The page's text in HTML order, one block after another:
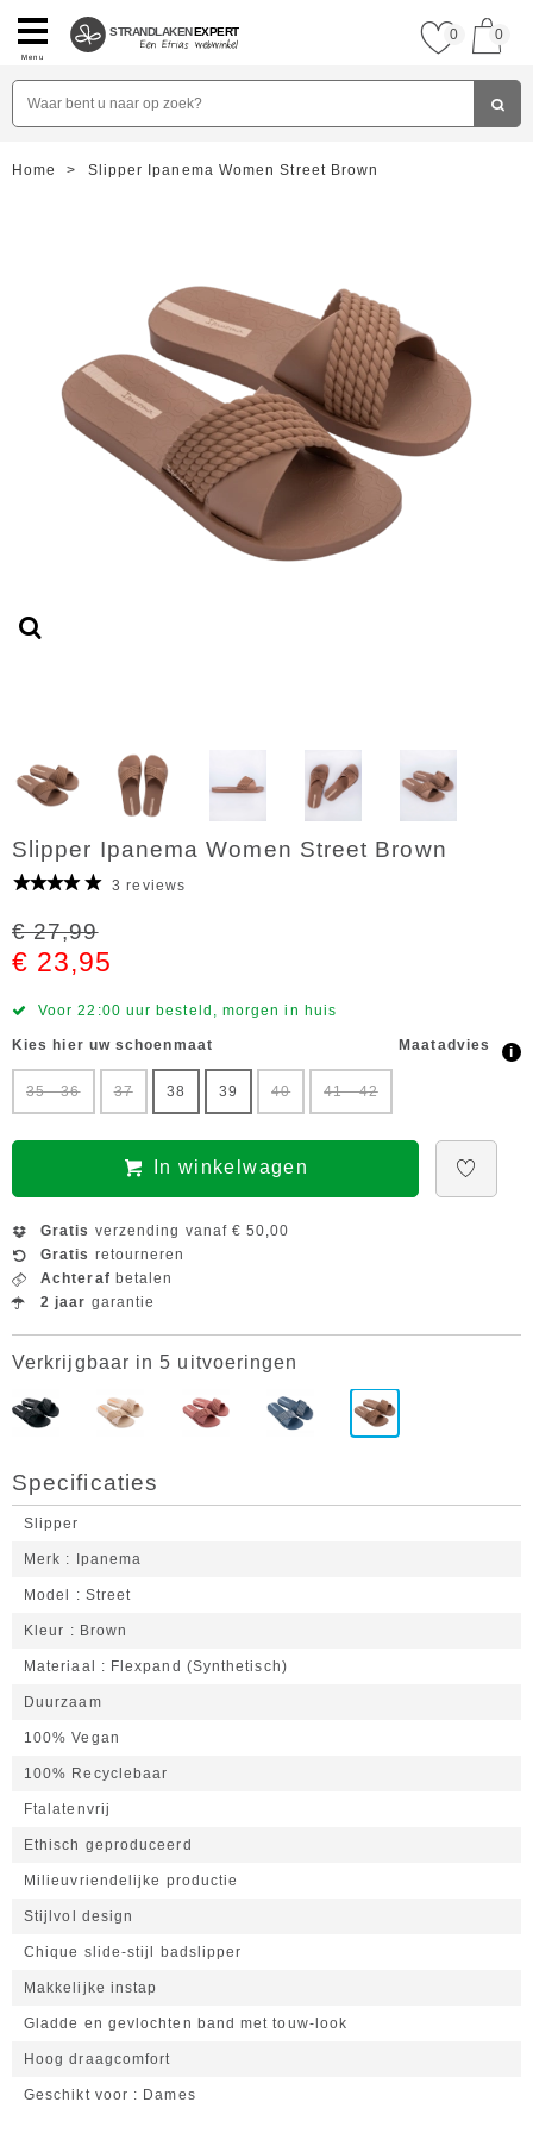
Menu
STRANDLAKENEXPERT 0 0
Home > Slipper Ipanema Women Street Brown
Slipper Ipanema Women Street Brown
3 reviews
€ 27,99
€ 23,95
Voor 22:00 uur besteld, morgen in huis
Kies hier uw schoenmaat Maatadvies i
35 - 36 37 38 39 40 41 - 42
In winkelwagen
Gratis verzending vanaf € 50,00
Gratis retourneren
Achteraf betalen
2 jaar garantie
Verkrijgbaar in 5 uitvoeringen
Specificaties
Slipper
Merk Ipanema
Model Street
Kleur Brown
Materiaal Flexpand (Synthetisch)
Duurzaam
100% Vegan
100% Recyclebaar
Ftalatenvrij
Ethisch geproduceerd
Milieuvriendelijke productie
Stijlvol design
Chique slide-stijl badslipper
Makkelijke instap
Gladde en gevlochten band met touw-look
Hoog draagcomfort
Geschikt voor Dames